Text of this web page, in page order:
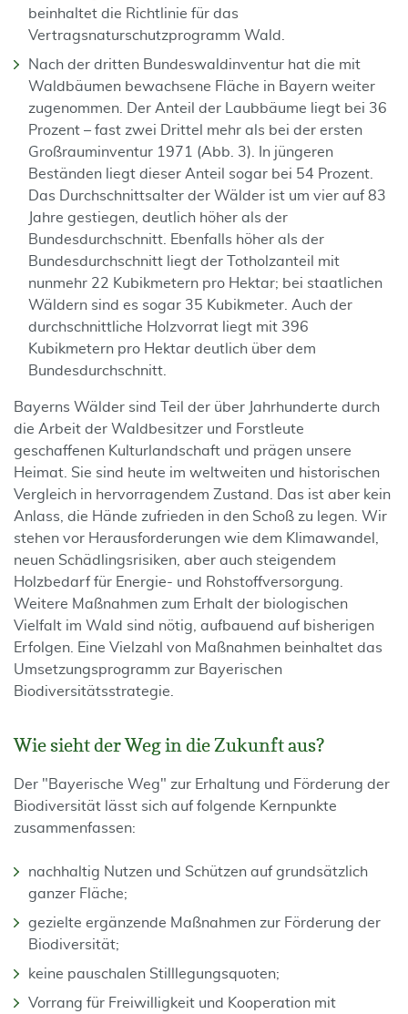
beinhaltet die Richtlinie für das
Vertragsnaturschutzprogramm Wald.
Nach der dritten Bundeswaldinventur hat die mit
Waldbäumen bewachsene Fläche in Bayern weiter
zugenommen. Der Anteil der Laubbäume liegt bei 36
Prozent – fast zwei Drittel mehr als bei der ersten
Großrauminventur 1971 (Abb. 3). In jüngeren
Beständen liegt dieser Anteil sogar bei 54 Prozent.
Das Durchschnittsalter der Wälder ist um vier auf 83
Jahre gestiegen, deutlich höher als der
Bundesdurchschnitt. Ebenfalls höher als der
Bundesdurchschnitt liegt der Totholzanteil mit
nunmehr 22 Kubikmetern pro Hektar; bei staatlichen
Wäldern sind es sogar 35 Kubikmeter. Auch der
durchschnittliche Holzvorrat liegt mit 396
Kubikmetern pro Hektar deutlich über dem
Bundesdurchschnitt.
Bayerns Wälder sind Teil der über Jahrhunderte durch
die Arbeit der Waldbesitzer und Forstleute
geschaffenen Kulturlandschaft und prägen unsere
Heimat. Sie sind heute im weltweiten und historischen
Vergleich in hervorragendem Zustand. Das ist aber kein
Anlass, die Hände zufrieden in den Schoß zu legen. Wir
stehen vor Herausforderungen wie dem Klimawandel,
neuen Schädlingsrisiken, aber auch steigendem
Holzbedarf für Energie- und Rohstoffversorgung.
Weitere Maßnahmen zum Erhalt der biologischen
Vielfalt im Wald sind nötig, aufbauend auf bisherigen
Erfolgen. Eine Vielzahl von Maßnahmen beinhaltet das
Umsetzungsprogramm zur Bayerischen
Biodiversitätsstrategie.
Wie sieht der Weg in die Zukunft aus?
Der "Bayerische Weg" zur Erhaltung und Förderung der
Biodiversität lässt sich auf folgende Kernpunkte
zusammenfassen:
nachhaltig Nutzen und Schützen auf grundsätzlich
ganzer Fläche;
gezielte ergänzende Maßnahmen zur Förderung der
Biodiversität;
keine pauschalen Stilllegungsquoten;
Vorrang für Freiwilligkeit und Kooperation mit